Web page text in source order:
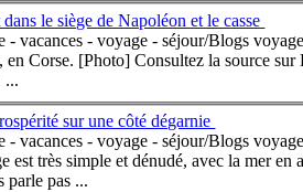
le siège de Napoléon et le casse
- vacances - voyage - séjour/Blogs
enCorse. [Photo] Consultez la source
...
sur une côté dégarnie
- vacances - voyage - séjour/Blogs
est très simple et dénudé, avec la mer
pas ...